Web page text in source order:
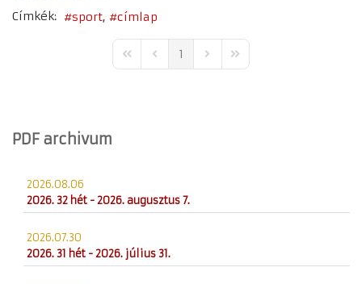
Címkék:
sport címlap
First PagePrevious Page
1 Next PageLast Page
PDF archivum
2026.08.06
2026. 32 hét - 2026. augusztus 7.
2026.07.30
2026. 31 hét - 2026. július 31.